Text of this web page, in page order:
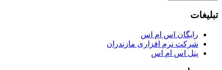
تبلیغات
رایگان اس ام اس
شرکت نرم افزاری مازندران
پنل اس ام اس